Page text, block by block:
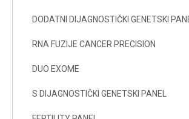
DODATNI DIJAGNOSTIČKI GENETSKI
RNA FUZIJE CANCER PRECISION
DUO EXOME
S DIJAGNOSTIČKI GENETSKI PANEL